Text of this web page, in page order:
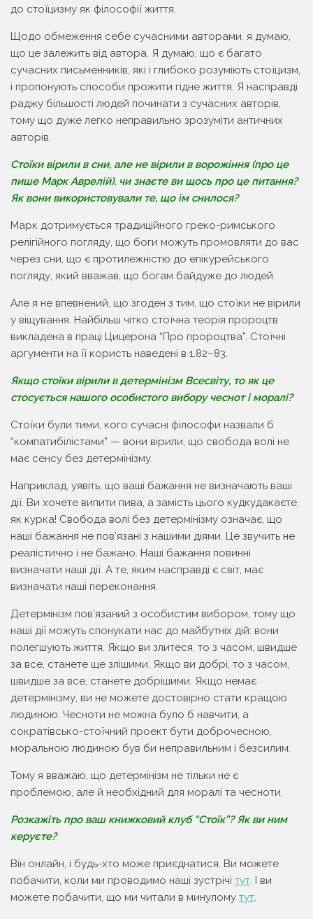
до стоїцизму як філософії життя.
Щодо обмеження себе сучасними авторами, я думаю,
що це залежить від автора. Я думаю, що є багато
сучасних письменників, які і глибоко розуміють стоїцизм,
і пропонують способи прожити гідне життя. Я насправді
раджу більшості людей починати з сучасних авторів,
тому що дуже легко неправильно зрозуміти античних
авторів.
Стоїки вірили в сни, але не вірили в ворожіння (про це
пише Марк Аврелій), чи знаєте ви щось про це питання?
Як вони використовували те, що їм снилося?
Марк дотримується традиційного греко-римського
релігійного погляду, що боги можуть промовляти до вас
через сни, що є протилежністю до епікурейського
погляду, який вважав, що богам байдуже до людей.
Але я не впевнений, що згоден з тим, що стоїки не вірили
у віщування. Найбільш чітко стоїчна теорія пророцтв
викладена в праці Цицерона “Про пророцтва”. Стоїчні
аргументи на її користь наведені в 1.82–83.
Якщо стоїки вірили в детермінізм Всесвіту, то як це
стосується нашого особистого вибору чеснот і моралі?
Стоїки були тими, кого сучасні філософи назвали б
“компатибілістами” — вони вірили, що свобода волі не
має сенсу без детермінізму.
Наприклад, уявіть, що ваші бажання не визначають ваші
дії. Ви хочете випити пива, а замість цього кудкудакаєте,
як курка! Свобода волі без детермінізму означає, що
наші бажання не пов’язані з нашими діями. Це звучить не
реалістично і не бажано. Наші бажання повинні
визначати наші дії. А те, яким насправді є світ, має
визначати наші переконання.
Детермінізм пов’язаний з особистим вибором, тому що
наші дії можуть спонукати нас до майбутніх дій: вони
полегшують життя. Якщо ви злитеся, то з часом, швидше
за все, станете ще злішими. Якщо ви добрі, то з часом,
швидше за все, станете добрішими. Якщо немає
детермінізму, ви не можете достовірно стати кращою
людиною. Чесноти не можна було б навчити, а
сократівсько-стоїчний проект бути доброчесною,
моральною людиною був би неправильним і безсилим.
Тому я вважаю, що детермінізм не тільки не є
проблемою, але й необхідний для моралі та чесноти.
Розкажіть про ваш книжковий клуб “Стоїк”? Як ви ним
керуєте?
Він онлайн, і будь-хто може приєднатися. Ви можете
побачити, коли ми проводимо наші зустрічі тут. І ви
можете побачити, що ми читали в минулому тут.